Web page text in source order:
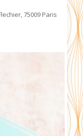
75009 Paris